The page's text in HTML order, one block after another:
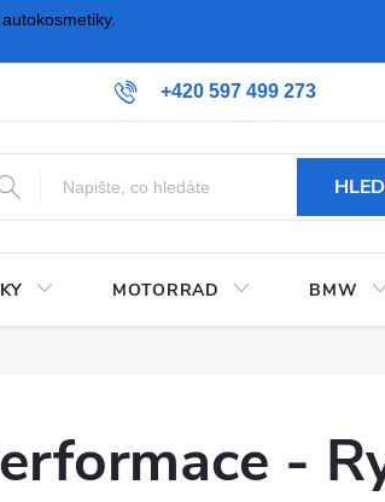
+420 597 499 273
Obchodní podmínky a reklamační řád
MOTORRAD BMW
-